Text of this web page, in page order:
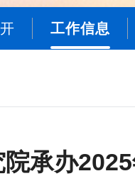
工作信息
承办